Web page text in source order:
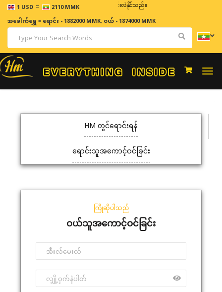
1 USD = 2110 MMK
ဈေးနှုန်းများသည် အချိန်နှင့် အမျှပြောင်းလဲနိုင်သည်။
အခေါက်ရွှေ=ရောင်း - 1882000 MMK, ဝယ် - 1874000 MMK
HM တွင်ရောင်းရန်
ရောင်းသူအကောင့်ဝင်ခြင်း
ကြိုဆိုပါသည်
ဝယ်သူအကောင့်ဝင်ခြင်း